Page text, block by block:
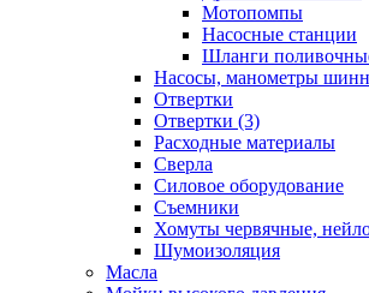
Мотопомпы
Насосные станции
Шланги
Насосы, манометры
Отвертки
Отвертки (3)
Расходные материалы
Сверла
Силовое оборудование
Съемники
Хомуты червячные,
Шумоизоляция
Масла